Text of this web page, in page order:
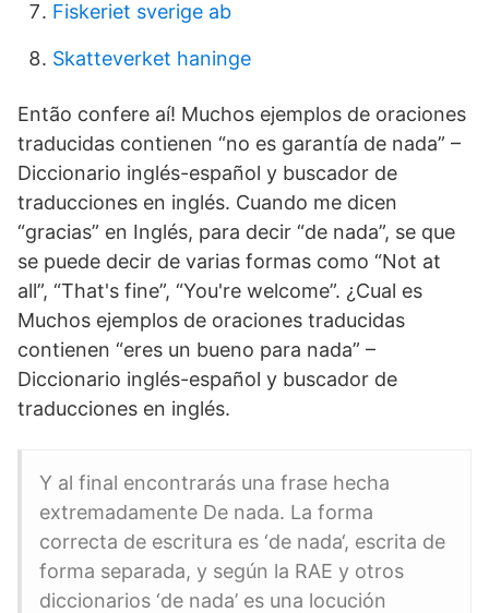
Fiskeriet sverige ab
Skatteverket haninge
Então confere aí! Muchos ejemplos de oraciones
traducidas contienen “no es garantía de nada” –
Diccionario inglés-español y buscador de
traducciones en inglés. Cuando me dicen
“gracias” en Inglés, para decir “de nada”, se que
se puede decir de varias formas como “Not at
all”, “That's fine”, “You're welcome”. ¿Cual es
Muchos ejemplos de oraciones traducidas
contienen “eres un bueno para nada” –
Diccionario inglés-español y buscador de
traducciones en inglés.
Y al final encontrarás una frase hecha
extremadamente De nada. La forma
correcta de escritura es ‘de nada‘, escrita de
forma separada, y según la RAE y otros
diccionarios ‘de nada’ es una locución